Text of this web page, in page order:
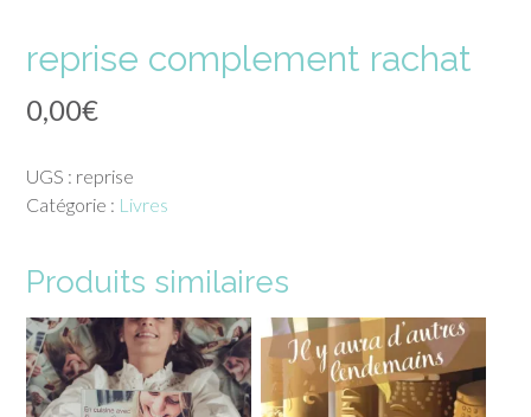
reprise complement rachat
0,00€
UGS : reprise
Catégorie : Livres
Produits similaires